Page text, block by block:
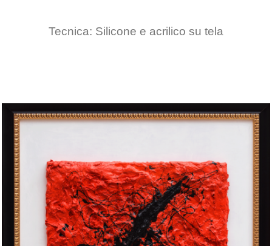
Tecnica: Silicone e acrilico su tela